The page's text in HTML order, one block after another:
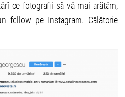
ce fotografii să vă mai arătăm,
follow pe Instagram. Călătorie